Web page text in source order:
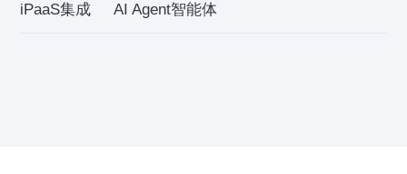
iPaaS集成
AI Agent智能体